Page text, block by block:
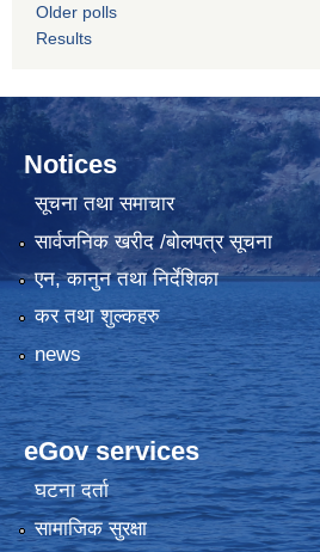
Older polls
Results
Notices
सूचना तथा समाचार
सार्वजनिक खरीद /बोलपत्र सूचना
एन, कानुन तथा निर्देशिका
कर तथा शुल्कहरु
news
eGov services
घटना दर्ता
सामाजिक सुरक्षा